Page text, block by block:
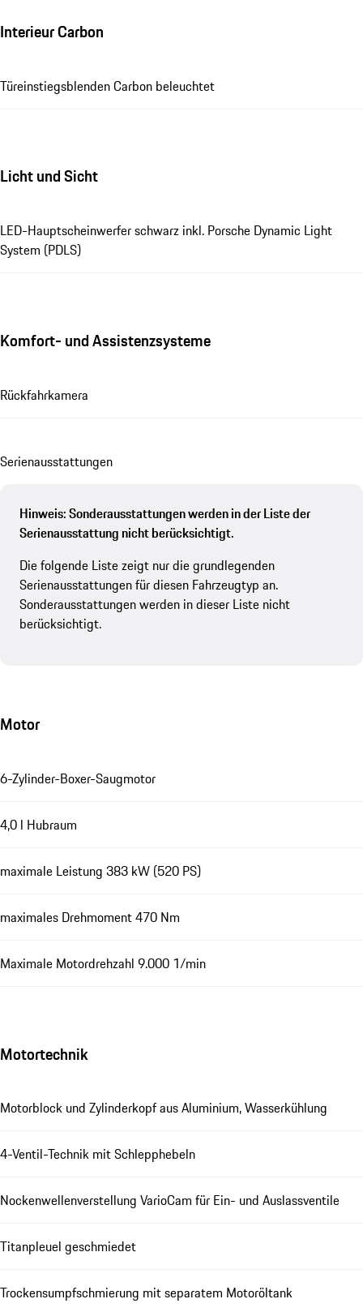
Interieur Carbon
Türeinstiegsblenden Carbon beleuchtet
Licht und Sicht
LED-Hauptscheinwerfer schwarz inkl. Porsche Dynamic Light
System (PDLS)
Komfort- und Assistenzsysteme
Rückfahrkamera
Se­ri­en­aus­stat­tungen
Hinweis: Sonderausstattungen werden in der Liste der
Serienausstattung nicht berücksichtigt.
Die folgende Liste zeigt nur die grundlegenden
Serienausstattungen für diesen Fahrzeugtyp an.
Sonderausstattungen werden in dieser Liste nicht
berücksichtigt.
Motor
6-Zylinder-Boxer-Saugmotor
4,0 l Hubraum
maximale Leistung 383 kW (520 PS)
maximales Drehmoment 470 Nm
Maximale Motordrehzahl 9.000 1/min
Motortechnik
Motorblock und Zylinderkopf aus Aluminium, Wasserkühlung
4-Ventil-Technik mit Schlepphebeln
Nockenwellenverstellung VarioCam für Ein- und Auslassventile
Titanpleuel geschmiedet
Trockensumpfschmierung mit separatem Motoröltank